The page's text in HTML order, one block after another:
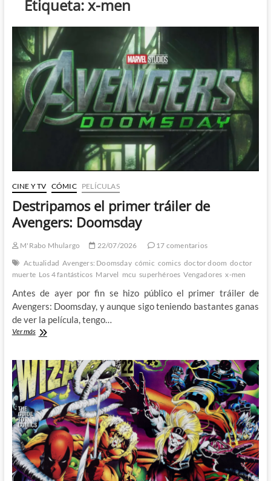
Etiqueta:x-men
CINE Y TV CÓMIC PELÍCULAS
Destripamos el primer tráiler de
Avengers: Doomsday
M'Rabo Mhulargo 22/07/2026
17 comentarios
Actualidad Avengers: Doomsday cómic comics doctor doom doctor
muerte Los 4 fantásticos Marvel mcu superhéroes Vengadores x-men
Antes de ayer por fin se hizo público el primer tráiler de
Avengers: Doomsday, y aunque sigo teniendo bastantes ganas
de ver la película, tengo…
Ver másDestripamos
tráiler
de
Avengers:
Doomsday